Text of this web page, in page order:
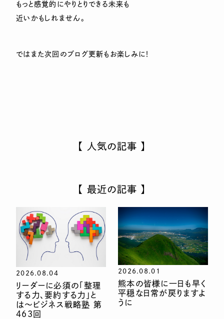
もっと感覚的にやりとりできる未来も
近いかもしれません。
ではまた次回のブログ更新もお楽しみに！
【 人気の記事 】
【 最近の記事 】
2026.08.04
リーダーに必須の「整理
する力、要約する力」と
は〜ビジネス戦略塾 第
463回
2026.08.01
熊本の皆様に一日も早く
平穏な日常が戻りますよ
うに